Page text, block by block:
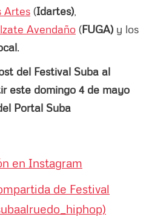
Artes (Idartes)
Avendaño (FUGA) y los
.
del Festival Suba al
este domingo 4 de mayo
Portal Suba
en Instagram
de Festival